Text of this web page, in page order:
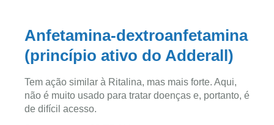
Anfetamina-dextroanfetamina
(princípio ativo do Adderall)
Tem ação similar à Ritalina, mas mais forte. Aqui,
não é muito usado para tratar doenças e, portanto, é
de difícil acesso.